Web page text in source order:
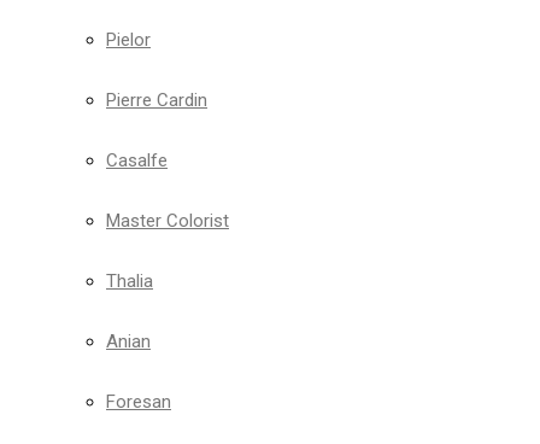
Pielor
Pierre Cardin
Casalfe
Master Colorist
Thalia
Anian
Foresan